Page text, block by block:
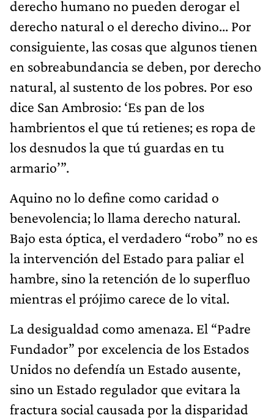
derecho humano no pueden derogar el
derecho natural o el derecho divino... Por
consiguiente, las cosas que algunos tienen
en sobreabundancia se deben, por derecho
natural, al sustento de los pobres. Por eso
dice San Ambrosio: ‘Es pan de los
hambrientos el que tú retienes; es ropa de
los desnudos la que tú guardas en tu
armario’”.
​Aquino no lo define como caridad o
benevolencia; lo llama derecho natural.
Bajo esta óptica, el verdadero “robo” no es
la intervención del Estado para paliar el
hambre, sino la retención de lo superfluo
mientras el prójimo carece de lo vital.
La desigualdad como amenaza. El “Padre
Fundador” por excelencia de los Estados
Unidos no defendía un Estado ausente,
sino un Estado regulador que evitara la
fractura social causada por la disparidad